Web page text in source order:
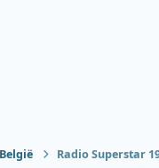
België Radio Superstar